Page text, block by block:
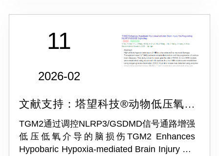
11
2026-02
文献支持：塔望科技®动物低压氧舱
ProOX-810L
TGM2通过调控NLRP3/GSDMD信号通路增强
低压低氧介导的脑损伤TGM2 Enhances
Hypobaric Hypoxia-mediated Brain Injury Via